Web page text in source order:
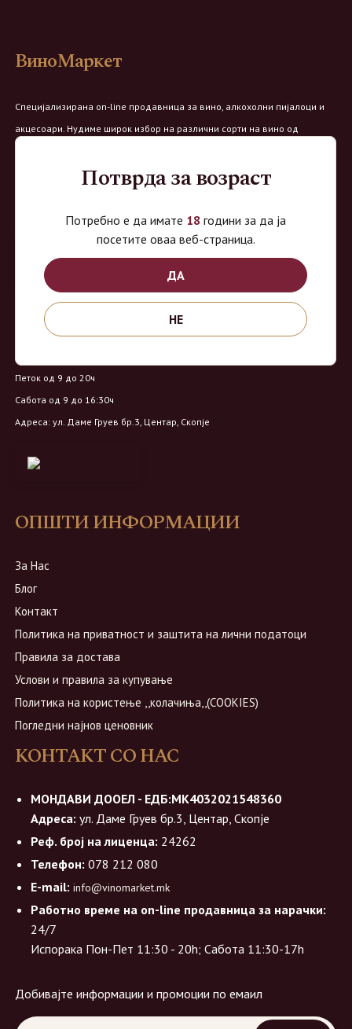
ВиноМаркет
Специјализирана on-line продавница за вино, алкохолни пијалоци и
акцесоари. Нудиме широк избор на различни сорти на вино од
Продавница на Вино Маркет:
Работно време:
Петок од 9 до 20ч
Сабота од 9 до 16:30ч
Адреса: ул. Даме Груев бр.3, Центар, Скопје
ОПШТИ ИНФОРМАЦИИ
За Нас
Блог
Контакт
Политика на приватност и заштита на лични податоци
Правила за достава
Услови и правила за купување
Политика на користење ,,колачиња,,(COOKIES)
Погледни најнов ценовник
КОНТАКТ СО НАС
МОНДАВИ ДООЕЛ - ЕДБ:МК4032021548360
Адреса: ул. Даме Груев бр.3, Центар, Скопје
Реф. број на лиценца: 24262
Телефон: 078 212 080
E-mail: info@vinomarket.mk
Работно време на on-line продавница за нарачки:
24/7
Испорака Пон-Пет 11:30 - 20h; Сабота 11:30-17h
Добивајте информации и промоции по емаил
Потврда за возраст
Потребно е да имате 18 години за да ја
посетите оваа веб-страница.
ДА
НЕ